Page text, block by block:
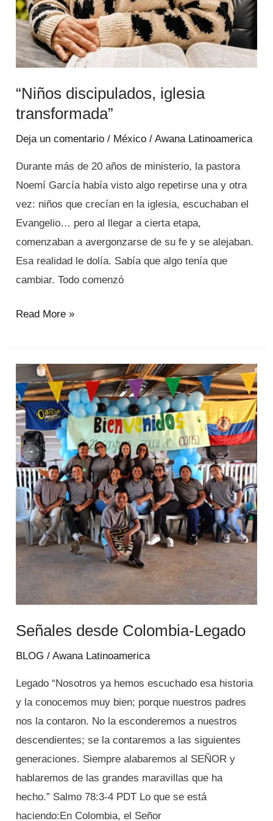
“Niños discipulados, iglesia
transformada”
Deja un comentario / México /Awana Latinoamerica
Durante más de 20 años de ministerio, la pastora
Noemí García había visto algo repetirse una y otra
vez: niños que crecían en la iglesia, escuchaban el
Evangelio… pero al llegar a cierta etapa,
comenzaban a avergonzarse de su fe y se alejaban.
Esa realidad le dolía. Sabía que algo tenía que
cambiar. Todo comenzó
Read More »
Señales desde Colombia-Legado
BLOG /Awana Latinoamerica
Legado “Nosotros ya hemos escuchado esa historia
y la conocemos muy bien; porque nuestros padres
nos la contaron. No la esconderemos a nuestros
descendientes; se la contaremos a las siguientes
generaciones. Siempre alabaremos al SEÑOR y
hablaremos de las grandes maravillas que ha
hecho.” Salmo 78:3-4 PDT Lo que se está
haciendo:En Colombia, el Señor
Señales
desde
Colombia-
Legado